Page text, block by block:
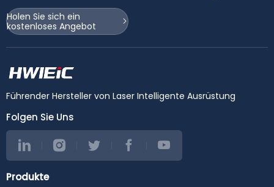
Holen Sie sich ein
kostenloses Angebot
Führender Hersteller von Laser Intelligente Ausrüstung
Folgen Sie Uns
Produkte